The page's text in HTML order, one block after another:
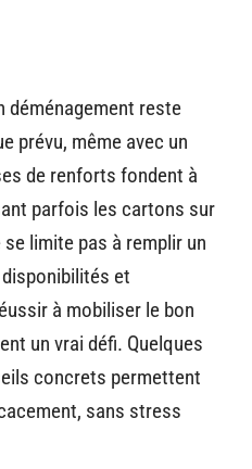
déménagement reste
prévu, même avec un
de renforts fondent à
parfois les cartons sur
limite pas à remplir un
et
à mobiliser le bon
un vrai défi. Quelques
concrets permettent
sans stress